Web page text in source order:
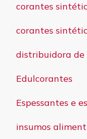
corantes
corantes
distribuidora
Edulcorantes
Espessantes e
insumos